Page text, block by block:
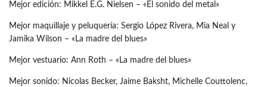
Mejor edición: Mikkel E.G. Nielsen – «El sonido del metal»
Mejor maquillaje y peluquería: Sergio López Rivera, Mia Neal y
Jamika Wilson – «La madre del blues»
Mejor vestuario: Ann Roth – «La madre del blues»
Mejor sonido: Nicolas Becker, Jaime Baksht, Michelle Couttolenc,